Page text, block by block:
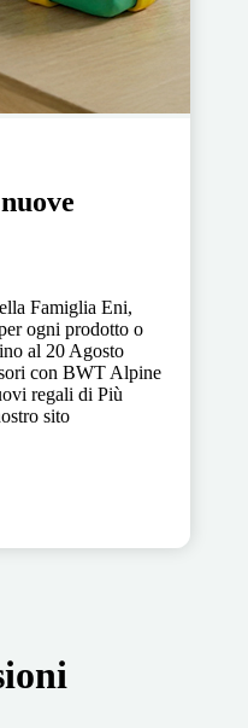
Famiglia Eni,
ogni prodotto o
al 20 Agosto
con BWT Alpine
regali di Più
sito